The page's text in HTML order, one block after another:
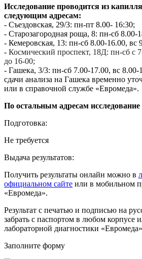
Исследование проводится из
следующим адресам:
- Съездовская, 29/3: пн-пт 8.00- 16:30;
- Старозагородная роща, 8: пн-сб 8.00-
- Кемеровская, 13: пн-сб 8.00-16.00, вс
- Космический проспект, 18Д: пн-сб с
до 16-00;
- Гашека, 3/3: пн-сб 7.00-17.00, вс 8.00-
сдачи анализа на Гашека временно
или в справочной службе «Евромеда».
По остальным адресам исследование
Подготовка:
Не требуется
Выдача результатов:
Получить результаты онлайн можно в
официальном сайте или в мобильном
«Евромеда».
Результат с печатью и подписью на
забрать с паспортом в любом корпусе
лабораторной диагностики
Заполните форму